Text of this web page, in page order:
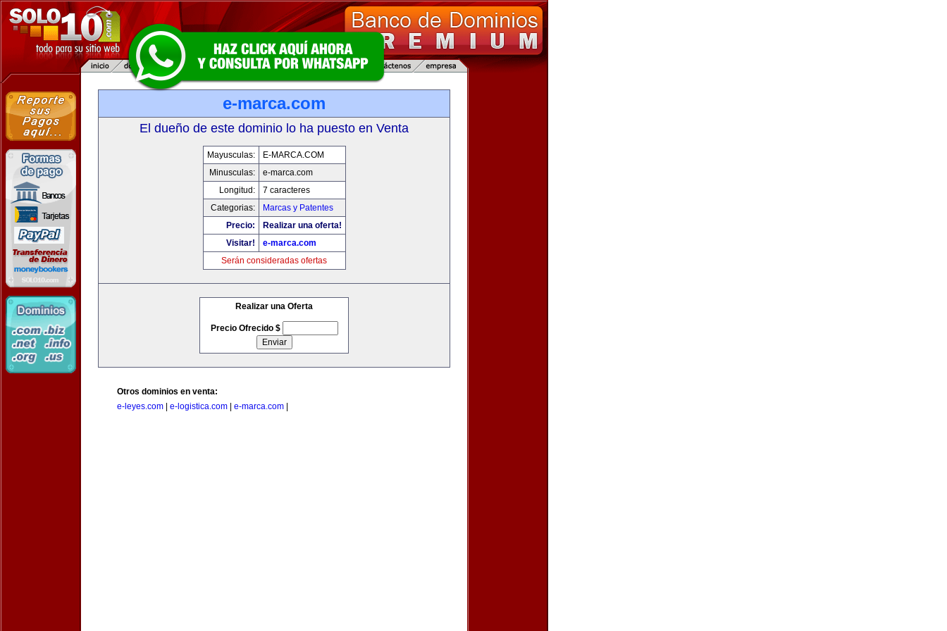
e-marca.com
El dueño de este dominio lo ha puesto en Venta
Mayusculas:
E-MARCA.COM
Minusculas:
e-marca.com
Longitud:
7 caracteres
Categorias:
Marcas y Patentes
Precio:
Realizar una oferta!
Visitar!
e-marca.com
Serán consideradas ofertas
Realizar una Oferta
Precio Ofrecido $
Otros dominios en venta:
e-leyes.com
e-logistica.com e-marca.com